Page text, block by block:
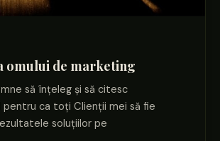
omului de marketing
să înțeleg și să citesc
pentru ca toți Clienții mei să fie
soluțiilor pe